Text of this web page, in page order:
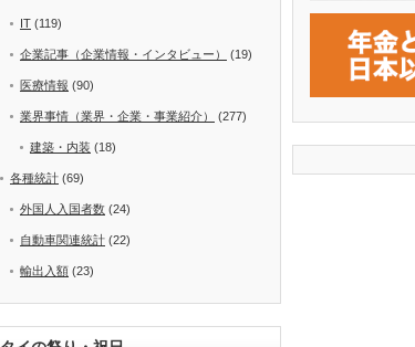
IT (119)
企業記事（企業情報・インタビュー） (19)
医療情報 (90)
業界事情（業界・企業・事業紹介） (277)
建築・内装 (18)
各種統計 (69)
外国人入国者数 (24)
自動車関連統計 (22)
輸出入額 (23)